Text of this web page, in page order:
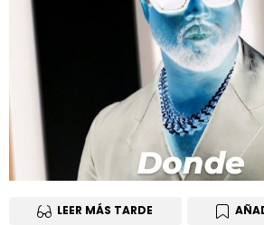
LEER MÁS TARDE